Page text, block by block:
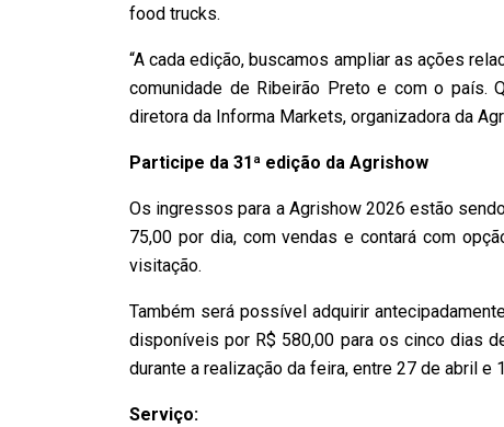
food trucks.
“A cada edição, buscamos ampliar as ações
comunidade de Ribeirão Preto e com o país.
diretora da Informa Markets, organizadora da
Participe da 31ª edição da Agrishow
Os ingressos para a Agrishow 2026 estão
75,00 por dia, com vendas e contará com
visitação.
Também será possível adquirir
disponíveis por R$ 580,00 para os cinco dias
durante a realização da feira, entre 27 de abril e
Serviço: